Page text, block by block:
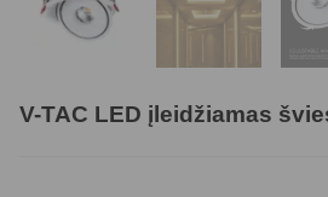
V-TAC LED įleidžiamas